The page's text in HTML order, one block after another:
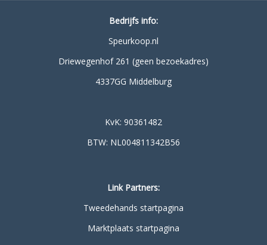
Bedrijfs info:
Speurkoop.nl
Driewegenhof 261 (geen bezoekadres)
4337GG Middelburg
KvK: 90361482
BTW: NL004811342B56
Link Partners:
Tweedehands startpagina
Marktplaats startpagina